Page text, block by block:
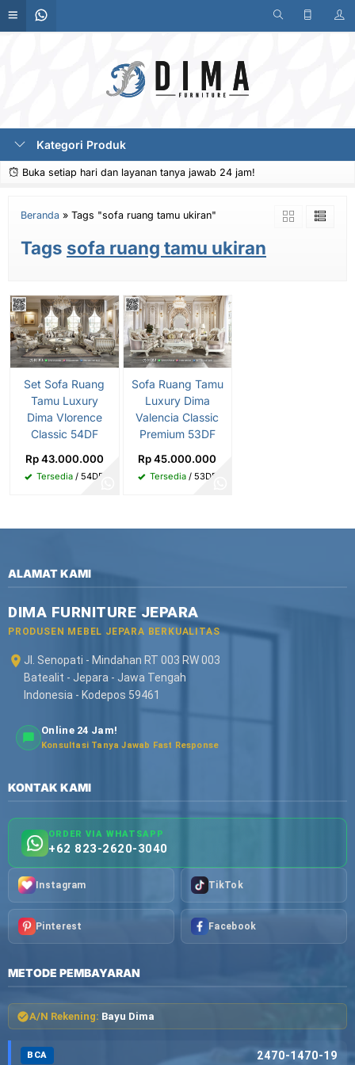
Kategori Produk
Buka setiap hari dan layanan tanya jawab 24 jam!
Beranda » Tags "sofa ruang tamu ukiran"
Tags sofa ruang tamu ukiran
Set Sofa Ruang
Tamu Luxury
Dima Vlorence
Classic 54DF
Rp 43.000.000
Tersedia / 54DF
Sofa Ruang Tamu
Luxury Dima
Valencia Classic
Premium 53DF
Rp 45.000.000
Tersedia/ 53DF
ALAMAT KAMI
DIMA FURNITURE JEPARA
PRODUSEN MEBEL JEPARA BERKUALITAS
Jl. Senopati - Mindahan RT 003 RW 003
Batealit - Jepara - Jawa Tengah
Indonesia - Kodepos 59461
Online 24 Jam!
Konsultasi Tanya Jawab Fast Response
KONTAK KAMI
ORDER VIA WHATSAPP
+62 823-2620-3040
Instagram TikTok
Pinterest Facebook
METODE PEMBAYARAN
A/N Rekening: Bayu Dima
BCA 2470-1470-19